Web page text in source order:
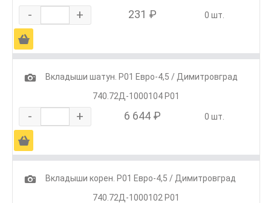
- + 231 ₽ 0 шт.
Ä
1
Вкладыши шатун. Р01 Евро-4,5 / Димитровград
740.72Д-1000104 Р01
- + 6 644 ₽ 0 шт.
Ä
1
Вкладыши корен. Р01 Евро-4,5 / Димитровград
740.72Д-1000102 Р01